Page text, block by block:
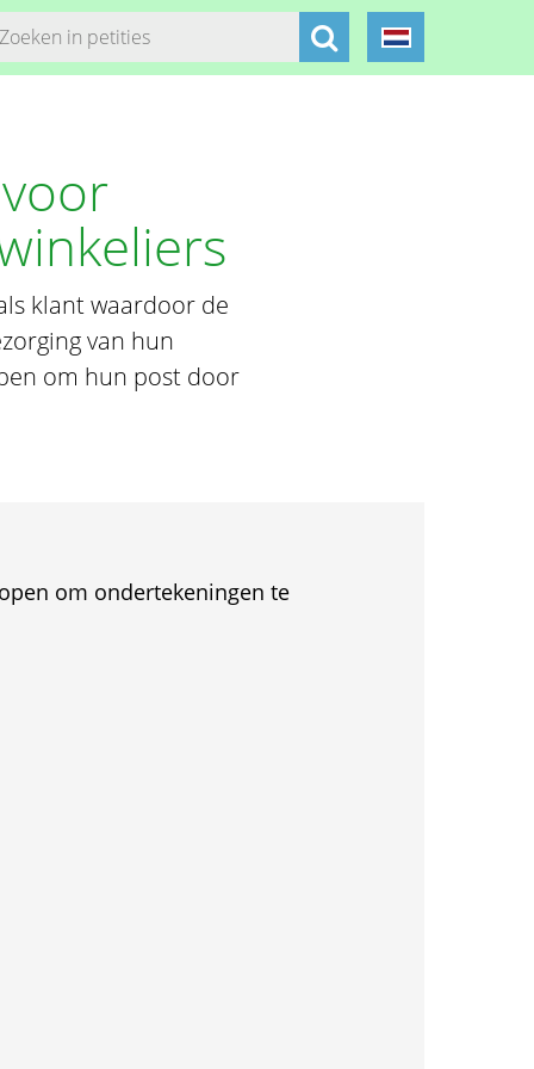
klant waardoor de
van hun
om hun post door
om ondertekeningen te